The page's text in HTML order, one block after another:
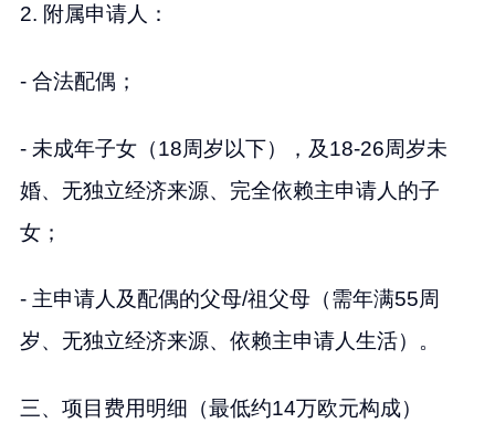
2. 附属申请人：
- 合法配偶；
- 未成年子女（18周岁以下），及18-26周岁未
婚、无独立经济来源、完全依赖主申请人的子
女；
- 主申请人及配偶的父母/祖父母（需年满55周
岁、无独立经济来源、依赖主申请人生活）。
三、项目费用明细（最低约14万欧元构成）